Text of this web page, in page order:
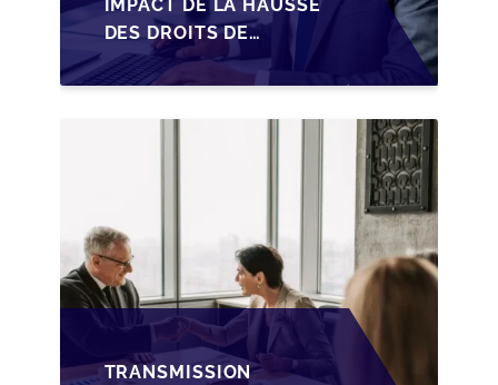
IMPACT DE LA HAUSSE
DES DROITS DE
SUCCESSION EN
WALLONIE SUR LA
TRANSMISSION
TRANSMISSION